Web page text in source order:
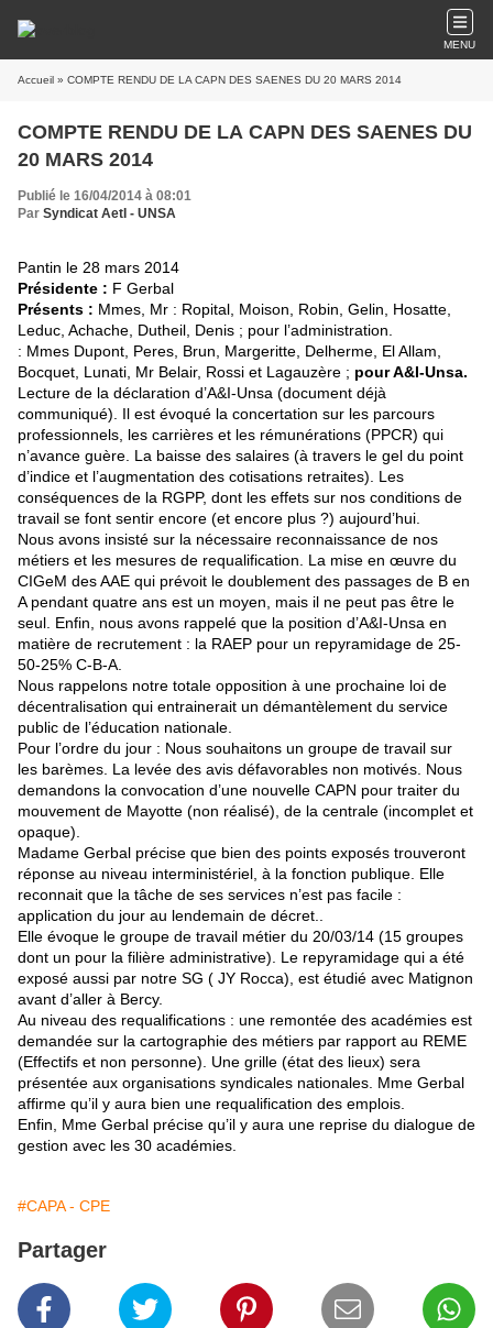
MENU
Accueil » COMPTE RENDU DE LA CAPN DES SAENES DU 20 MARS 2014
COMPTE RENDU DE LA CAPN DES SAENES DU
20 MARS 2014
Publié le 16/04/2014 à 08:01
Par Syndicat AetI - UNSA
Pantin le 28 mars 2014
Présidente : F Gerbal
Présents : Mmes, Mr : Ropital, Moison, Robin, Gelin, Hosatte,
Leduc, Achache, Dutheil, Denis ; pour l’administration.
: Mmes Dupont, Peres, Brun, Margeritte, Delherme, El Allam,
Bocquet, Lunati, Mr Belair, Rossi et Lagauzère ; pour A&I-Unsa.
Lecture de la déclaration d’A&I-Unsa (document déjà
communiqué). Il est évoqué la concertation sur les parcours
professionnels, les carrières et les rémunérations (PPCR) qui
n’avance guère. La baisse des salaires (à travers le gel du point
d’indice et l’augmentation des cotisations retraites). Les
conséquences de la RGPP, dont les effets sur nos conditions de
travail se font sentir encore (et encore plus ?) aujourd’hui.
Nous avons insisté sur la nécessaire reconnaissance de nos
métiers et les mesures de requalification. La mise en œuvre du
CIGeM des AAE qui prévoit le doublement des passages de B en
A pendant quatre ans est un moyen, mais il ne peut pas être le
seul. Enfin, nous avons rappelé que la position d’A&I-Unsa en
matière de recrutement : la RAEP pour un repyramidage de 25-
50-25% C-B-A.
Nous rappelons notre totale opposition à une prochaine loi de
décentralisation qui entrainerait un démantèlement du service
public de l’éducation nationale.
Pour l’ordre du jour : Nous souhaitons un groupe de travail sur
les barèmes. La levée des avis défavorables non motivés. Nous
demandons la convocation d’une nouvelle CAPN pour traiter du
mouvement de Mayotte (non réalisé), de la centrale (incomplet et
opaque).
Madame Gerbal précise que bien des points exposés trouveront
réponse au niveau interministériel, à la fonction publique. Elle
reconnait que la tâche de ses services n’est pas facile :
application du jour au lendemain de décret..
Elle évoque le groupe de travail métier du 20/03/14 (15 groupes
dont un pour la filière administrative). Le repyramidage qui a été
exposé aussi par notre SG ( JY Rocca), est étudié avec Matignon
avant d’aller à Bercy.
Au niveau des requalifications : une remontée des académies est
demandée sur la cartographie des métiers par rapport au REME
(Effectifs et non personne). Une grille (état des lieux) sera
présentée aux organisations syndicales nationales. Mme Gerbal
affirme qu’il y aura bien une requalification des emplois.
Enfin, Mme Gerbal précise qu’il y aura une reprise du dialogue de
gestion avec les 30 académies.
#CAPA - CPE
Partager